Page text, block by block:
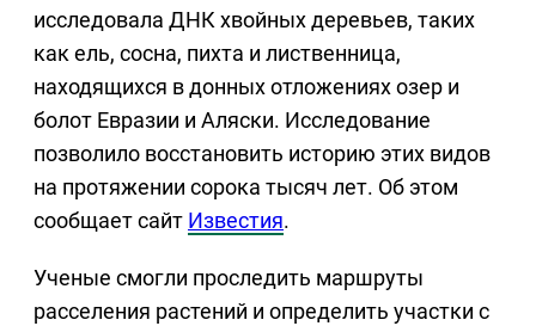
исследовала ДНК хвойных деревьев, таких
как ель, сосна, пихта и лиственница,
находящихся в донных отложениях озер и
болот Евразии и Аляски. Исследование
позволило восстановить историю этих видов
на протяжении сорока тысяч лет. Об этом
сообщает сайт Известия.
Ученые смогли проследить маршруты
расселения растений и определить участки с